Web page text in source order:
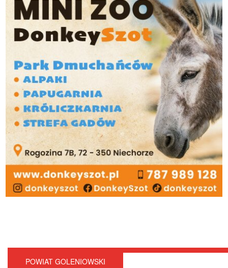
POWIAT GOLENIOWSKI